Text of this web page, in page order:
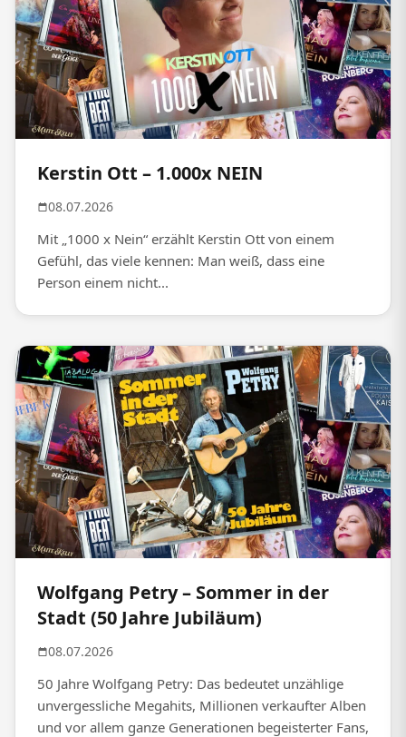
Kerstin Ott – 1.000x NEIN
08.07.2026
Mit „1000 x Nein“ erzählt Kerstin Ott von einem
Gefühl, das viele kennen: Man weiß, dass eine
Person einem nicht...
Wolfgang Petry – Sommer in der
Stadt (50 Jahre Jubiläum)
08.07.2026
50 Jahre Wolfgang Petry: Das bedeutet unzählige
unvergessliche Megahits, Millionen verkaufter Alben
und vor allem ganze Generationen begeisterter Fans,